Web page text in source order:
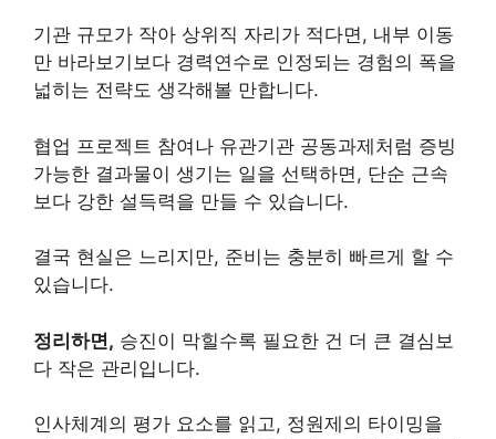
기관 규모가 작아 상위직 자리가 적다면, 내부 이동
만 바라보기보다 경력연수로 인정되는 경험의 폭을
넓히는 전략도 생각해볼 만합니다.
협업 프로젝트 참여나 유관기관 공동과제처럼 증빙
가능한 결과물이 생기는 일을 선택하면, 단순 근속
보다 강한 설득력을 만들 수 있습니다.
결국 현실은 느리지만, 준비는 충분히 빠르게 할 수
있습니다.
정리하면, 승진이 막힐수록 필요한 건 더 큰 결심보
다 작은 관리입니다.
인사체계의 평가 요소를 읽고, 정원제의 타이밍을